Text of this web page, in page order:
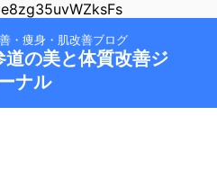
・痩身・肌改善ブログ
の美と体質改善ジ
ナル